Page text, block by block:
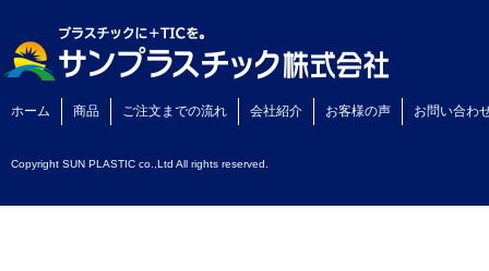
ホーム 商品 ご注文までの流れ 会社紹介 お客様の声 お問い合わ
Copyright SUN PLASTIC co.,Ltd All rights reserved.